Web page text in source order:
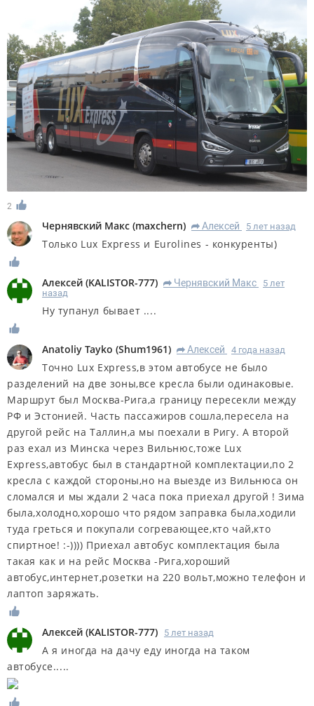
2
Чернявский Макс (maxchern) R Алексей 5 лет назад
Только Lux Express и Eurolines - конкуренты)
Алексей (KALISTOR-777) R Чернявский Макс
5 лет
назад
Ну тупанул бывает ....
Anatoliy Tayko (Shum1961) R Алексей 4 года назад
Точно Lux Express,в этом автобусе не было
разделений на две зоны,все кресла были одинаковые.
Маршрут был Москва-Рига,а границу пересекли между
РФ и Эстонией. Часть пассажиров сошла,пересела на
другой рейс на Таллин,а мы поехали в Ригу. А второй
раз ехал из Минска через Вильнюс,тоже Lux
Express,автобус был в стандартной комплектации,по 2
кресла с каждой стороны,но на выезде из Вильнюса он
сломался и мы ждали 2 часа пока приехал другой ! Зима
была,холодно,хорошо что рядом заправка была,ходили
туда греться и покупали согревающее,кто чай,кто
спиртное! :-)))) Приехал автобус комплектация была
такая как и на рейс Москва -Рига,хороший
автобус,интернет,розетки на 220 вольт,можно телефон и
лаптоп заряжать.
Алексей (KALISTOR-777) 5 лет назад
А я иногда на дачу еду иногда на таком
автобусе.....